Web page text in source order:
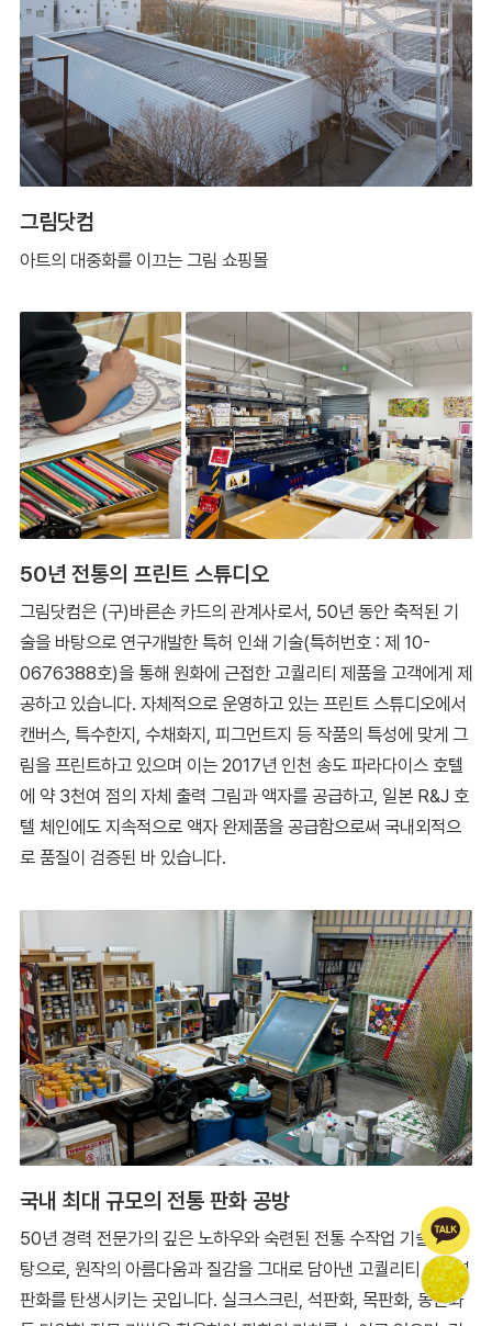
그림닷컴
아트의 대중화를 이끄는 그림 쇼핑몰
50년 전통의 프린트 스튜디오
그림닷컴은 (구)바른손 카드의 관계사로서, 50년 동안 축적된 기
술을 바탕으로 연구개발한 특허 인쇄 기술(특허번호 : 제 10-
0676388호)을 통해 원화에 근접한 고퀄리티 제품을 고객에게 제
공하고 있습니다. 자체적으로 운영하고 있는 프린트 스튜디오에서
캔버스, 특수한지, 수채화지, 피그먼트지 등 작품의 특성에 맞게 그
림을 프린트하고 있으며 이는 2017년 인천 송도 파라다이스 호텔
에 약 3천여 점의 자체 출력 그림과 액자를 공급하고, 일본 R&J 호
텔 체인에도 지속적으로 액자 완제품을 공급함으로써 국내외적으
로 품질이 검증된 바 있습니다.
국내 최대 규모의 전통 판화 공방
50년 경력 전문가의 깊은 노하우와 숙련된 전통 수작업 기술을 바
탕으로, 원작의 아름다움과 질감을 그대로 담아낸 고퀄리티 에디션
판화를 탄생시키는 곳입니다. 실크스크린, 석판화, 목판화, 동판화